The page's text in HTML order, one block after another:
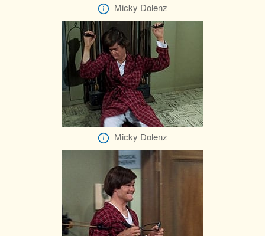
Micky Dolenz
Micky Dolenz